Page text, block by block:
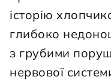
історію
глибоко
з грубими
нервової